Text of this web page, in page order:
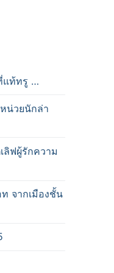
แท้ทรู …
น่วยนักล่า
ลิฟผู้รักความ
จากเมืองชั้น